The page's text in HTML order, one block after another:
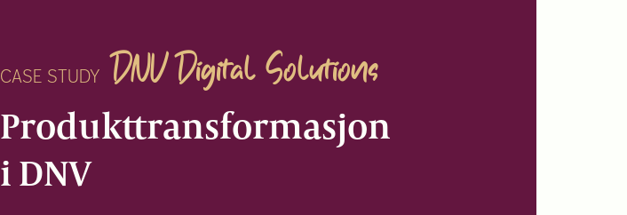
CASE STUDY DNV Digital Solutions
Produkttransformasjon
i DNV